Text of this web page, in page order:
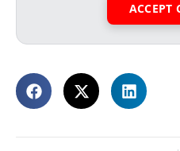
ACCEPT